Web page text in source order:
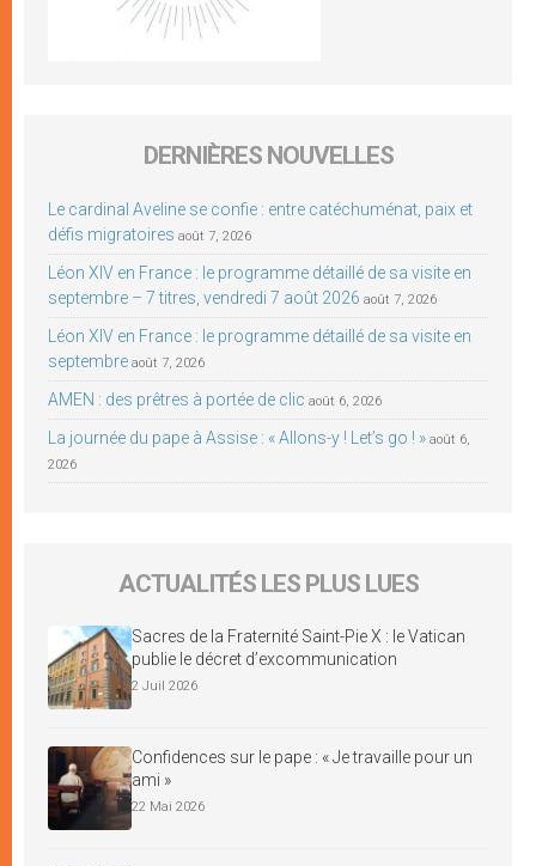
DERNIÈRES NOUVELLES
Le cardinal Aveline se confie : entre catéchuménat, paix et
défis migratoires août 7, 2026
Léon XIV en France : le programme détaillé de sa visite en
septembre – 7 titres, vendredi 7 août 2026 août 7, 2026
Léon XIV en France : le programme détaillé de sa visite en
septembre août 7, 2026
AMEN : des prêtres à portée de clic août 6, 2026
La journée du pape à Assise : « Allons-y ! Let’s go ! » août 6,
2026
ACTUALITÉS LES PLUS LUES
Sacres de la Fraternité Saint-Pie X : le Vatican
publie le décret d’excommunication
2 Juil 2026
Confidences sur le pape : « Je travaille pour un
ami »
22 Mai 2026